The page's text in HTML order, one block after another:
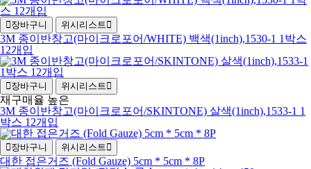
장바구니 위시리스트
3M 종이반창고(마이크로포어/WHITE) 백색(1inch),1530-1 1박스
12개입
장바구니 위시리스트
재구매율 높은
3M 종이반창고(마이크로포어/SKINTONE) 살색(1inch),1533-1 1
박스 12개입
장바구니 위시리스트
대한 접은거즈 (Fold Gauze) 5cm * 5cm * 8P